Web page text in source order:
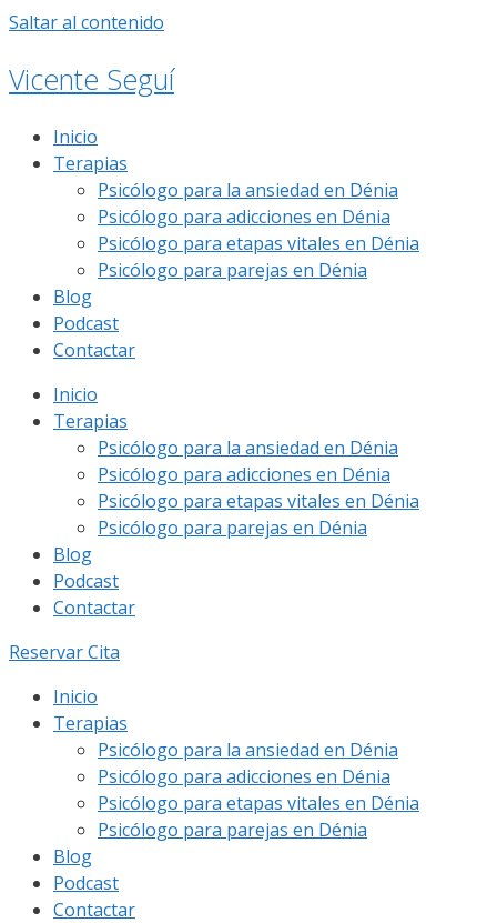
Saltar al contenido
Vicente Seguí
Inicio
Terapias
Psicólogo para la ansiedad en Dénia
Psicólogo para adicciones en Dénia
Psicólogo para etapas vitales en Dénia
Psicólogo para parejas en Dénia
Blog
Podcast
Contactar
Inicio
Terapias
Psicólogo para la ansiedad en Dénia
Psicólogo para adicciones en Dénia
Psicólogo para etapas vitales en Dénia
Psicólogo para parejas en Dénia
Blog
Podcast
Contactar
Reservar Cita
Inicio
Terapias
Psicólogo para la ansiedad en Dénia
Psicólogo para adicciones en Dénia
Psicólogo para etapas vitales en Dénia
Psicólogo para parejas en Dénia
Blog
Podcast
Contactar